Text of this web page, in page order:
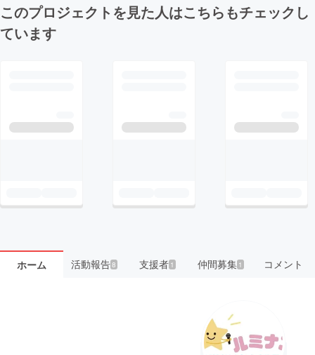
このプロジェクトを見た人はこちらもチェックし
ています
ホーム 活動報告8 支援者 1 仲間募集 1 コメント